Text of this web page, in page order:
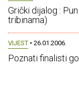
Grički dijalog :
tribinama)
VIJEST • 26.01.2006.
Poznati finalisti